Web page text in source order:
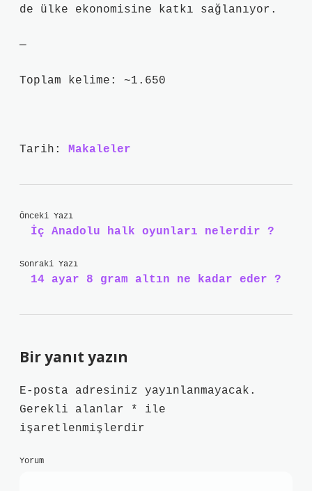
de ülke ekonomisine katkı sağlanıyor.
—
Toplam kelime: ~1.650
Tarih: Makaleler
Önceki Yazı
İç Anadolu halk oyunları nelerdir ?
Sonraki Yazı
14 ayar 8 gram altın ne kadar eder ?
Bir yanıt yazın
E-posta adresiniz yayınlanmayacak.
Gerekli alanlar
*
ile
işaretlenmişlerdir
Yorum